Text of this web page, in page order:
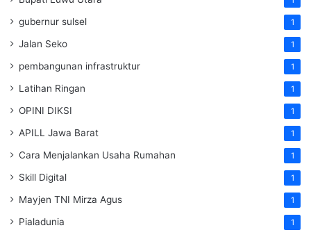
gubernur sulsel 1
Jalan Seko 1
pembangunan infrastruktur 1
Latihan Ringan 1
OPINI DIKSI 1
APILL Jawa Barat 1
Cara Menjalankan Usaha Rumahan 1
Skill Digital 1
Mayjen TNI Mirza Agus 1
Pialadunia 1